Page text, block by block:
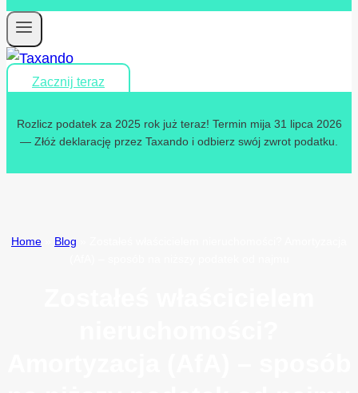
Zacznij teraz
Rozlicz podatek za 2025 rok już teraz! Termin mija 31 lipca 2026
— Złóż deklarację przez Taxando i odbierz swój zwrot podatku.
Home Blog